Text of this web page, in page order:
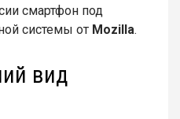
смартфон под
системы от Mozilla.
вид